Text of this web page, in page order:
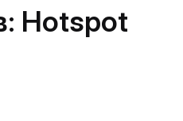
Hotspot